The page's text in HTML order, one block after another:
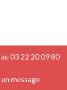
03 22 20 09 80
message